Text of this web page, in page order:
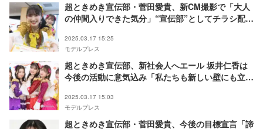
超ときめき宣伝部・菅田愛貴、新CM撮影で「大人
の仲間入りできた気分」“宣伝部”としてチラシ配り
2025.03.17 15:25
モデルプレス
超ときめき宣伝部、新社会人へエール 坂井仁香は
今後の活動に意気込み「私たちも新しい壁にも立ち
2025.03.17 15:03
モデルプレス
超ときめき宣伝部・菅田愛貴、今後の目標宣言「諦